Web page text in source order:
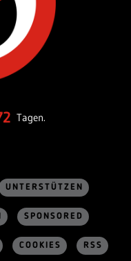
Tagen.
UNTERSTÜTZEN
SPONSORED
COOKIES RSS